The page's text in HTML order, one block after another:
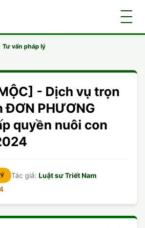
Tư vấn pháp lý
- Dịch vụ trọn
ĐƠN PHƯƠNG
quyền nuôi con
Tác giả:Luật sư Triết Nam